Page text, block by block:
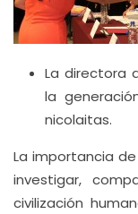
La directora
la
nicolaitas.
La importancia
investigar,
civilización